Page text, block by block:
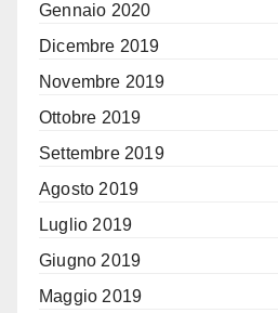
Gennaio 2020
Dicembre 2019
Novembre 2019
Ottobre 2019
Settembre 2019
Agosto 2019
Luglio 2019
Giugno 2019
Maggio 2019